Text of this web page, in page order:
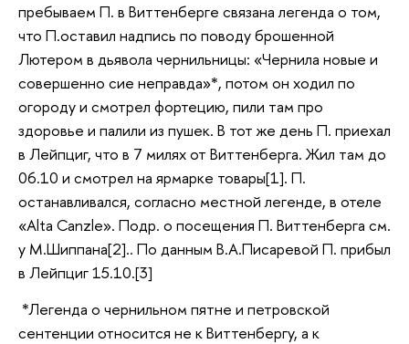
пребываем П. в Виттенберге связана легенда о том,
что П.оставил надпись по поводу брошенной
Лютером в дьявола чернильницы: «Чернила новые и
совершенно сие неправда»*, потом он ходил по
огороду и смотрел фортецию, пили там про
здоровье и палили из пушек. В тот же день П. приехал
в Лейпциг, что в 7 милях от Виттенберга. Жил там до
06.10 и смотрел на ярмарке товары[1]. П.
останавливался, согласно местной легенде, в отеле
«Alta Canzle». Подр. о посещения П. Виттенберга см.
у М.Шиппана[2].. По данным В.А.Писаревой П. прибыл
в Лейпциг 15.10.[3]
*Легенда о чернильном пятне и петровской
сентенции относится не к Виттенбергу, а к